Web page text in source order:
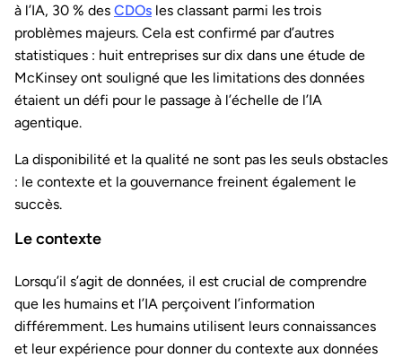
à l’IA, 30 % des CDOs les classant parmi les trois
problèmes majeurs. Cela est confirmé par d’autres
statistiques : huit entreprises sur dix dans une étude de
McKinsey ont souligné que les limitations des données
étaient un défi pour le passage à l’échelle de l’IA
agentique.
La disponibilité et la qualité ne sont pas les seuls obstacles
: le contexte et la gouvernance freinent également le
succès.
Le contexte
Lorsqu’il s’agit de données, il est crucial de comprendre
que les humains et l’IA perçoivent l’information
différemment. Les humains utilisent leurs connaissances
et leur expérience pour donner du contexte aux données